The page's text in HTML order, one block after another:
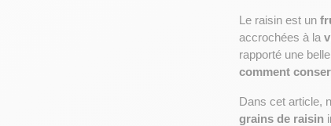
Le raisin est un
accrochées à la
rapporté une
comment
Dans cet article,
grains de raisin